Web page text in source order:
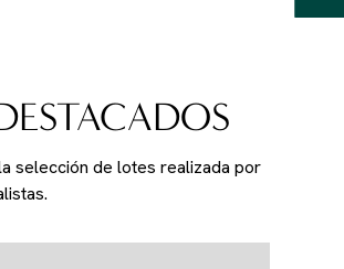
selección de lotes realizada por